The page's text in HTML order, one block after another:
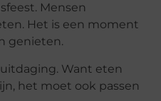
Mensen
Het is een moment
genieten.
Want eten
het moet ook passen